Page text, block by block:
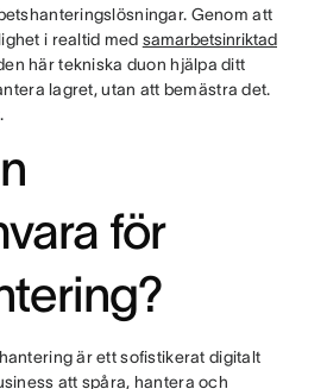
Genom att
i realtid med samarbetsinriktad
här tekniska duon hjälpa ditt
lagret, utan att bemästra det.
för
är ett sofistikerat digitalt
att spåra, hantera och